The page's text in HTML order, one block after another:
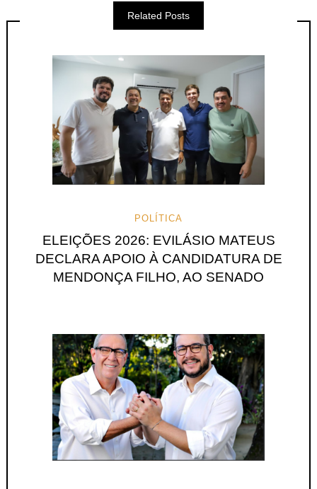
Related Posts
POLÍTICA
ELEIÇÕES 2026: EVILÁSIO MATEUS
DECLARA APOIO À CANDIDATURA DE
MENDONÇA FILHO, AO SENADO